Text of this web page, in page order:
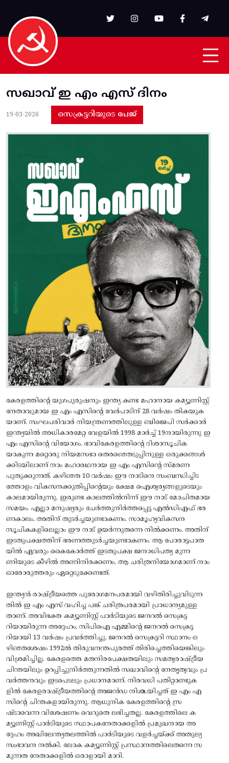
സഖാവ് ഇ എം എസ് ദിനം
19-03-2026 സെക്രട്ടറിയുടെ പേജ്
കേരളത്തിന്റെ യുഗപുരുഷനും ഇന്ത്യ കണ്ട മഹാനായ കമ്യൂണിസ്റ്റ്
നേതാവുമായ ഇ എം എസിന്റെ വേർപാടിന് 28 വർഷം തികയുക
യാണ്. സംഘപരിവാർ നിയന്ത്രണത്തിലുള്ള ബിജെപി സർക്കാർ
ഇന്ത്യയിൽ അധികാരമേറ്റ വേളയിൽ 1998 മാർച്ച് 19നായിരുന്നു ഇ
എം എസിന്റെ വിയോഗം. ഭാവികേരളത്തിന്റെ ദിശാസൂചിക
യാകുന്ന മറ്റൊരു നിയമസഭാ തെരഞ്ഞെടുപ്പിനുള്ള ഒരുക്കങ്ങൾ
ക്കിടയിലാണ് നാം മഹാരഥനായ ഇ എം എസിന്റെ സ്മരണ
പുതുക്കുന്നത്. കഴിഞ്ഞ 10 വർഷം ഈ നാടിനെ സംബന്ധിച്ചിട
ത്തോളം വികസനക്കുതിപ്പിന്റെയും ക്ഷേമ ഐശ്വര്യങ്ങളുടെയും
കാലമായിരുന്നു. ഇരുണ്ട കാലത്തിൽനിന്ന്‌ ഈ നാട് മോചിതമായ
സമയം. എല്ലാ മനുഷ്യരും ചേർത്തുനിർത്തപ്പെട്ട എൽഡിഎഫ് ഭര
ണകാലം. അതിന്‌ തുടർച്ചയുണ്ടാകണം. സാമൂഹ്യവികസന
സൂചികകളിലെല്ലാം ഈ നാട് ഉയർന്നുതന്നെ നിൽക്കണം. അതിന്
ഇടതുപക്ഷത്തിന് ഭരണത്തുടർച്ചയുണ്ടാകണം. ആ പോരാട്ടപാത
യിൽ ഏവരും കൈകോർത്ത് ഇടതുപക്ഷ ജനാധിപത്യ മുന്ന
ണിയുടെ കീഴിൽ അണിനിരക്കണം. ആ ചരിത്രനിയോഗമാണ് നാം
ഓരോരുത്തരും ഏറ്റെടുക്കേണ്ടത്.
​ഇന്ത്യൻ രാഷ്ട്രീയത്തെ പുരോഗമനപരമായി വഴിതിരിച്ചുവിടുന്ന
തിൽ ഇ എം എസ് വഹിച്ച പങ്ക് ചരിത്രപരമായി പ്രാധാന്യമുള്ള
താണ്. അവിഭക്ത കമ്യൂണിസ്റ്റ് പാർടിയുടെ ജനറൽ സെക്രട്ട
റിയായിരുന്ന അദ്ദേഹം, സിപിഐ എമ്മിന്റെ ജനറൽ സെക്രട്ട
റിയായി 13 വർഷം പ്രവർത്തിച്ചു. ജനറൽ സെക്രട്ടറി സ്ഥാനം ഒ
ഴിഞ്ഞശേഷം 1992ൽ തിരുവനന്തപുരത്ത് തിരിച്ചെത്തിയെങ്കിലും
വിശ്രമിച്ചില്ല. കേരളത്തെ മതനിരപേക്ഷതയിലും സമത്വരാഷ്ട്രീയ
ചിന്തയിലും ഉറപ്പിച്ചുനിർത്തുന്നതിൽ സഖാവിന്റെ നേതൃത്വവും പ്ര
വർത്തനവും ഇടപെടലും പ്രധാനമാണ്. നിരവധി പതിറ്റാണ്ടുക
ളിൽ കേരളരാഷ്ട്രീയത്തിന്റെ അജൻഡ നിശ്ചയിച്ചത് ഇ എം എ
സിന്റെ ചിന്തകളായിരുന്നു. ആധുനിക കേരളത്തിന്റെ സ്ര
ഷ്ടാവെന്ന വിശേഷണം വെറുതെ ലഭിച്ചതല്ല. കേരളത്തിലെ ക
മ്യൂണിസ്റ്റ് പാർടിയുടെ സ്ഥാപകനേതാക്കളിൽ പ്രമുഖനായ അ
ദ്ദേഹം അഖിലേന്ത്യതലത്തിൽ പാർടിയുടെ വളർച്ചയ്ക്ക് അതുല്യ
സംഭാവന നൽകി. ലോക കമ്യൂണിസ്റ്റ് പ്രസ്ഥാനത്തിലെതന്നെ സ
മുന്നത നേതാക്കളിൽ ഒരാളായി മാറി.